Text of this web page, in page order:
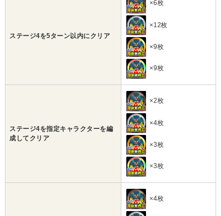
ステージ4を5ターン以内にクリア
×6枚
×12枚
×9枚
×9枚
ステージ4を指定キャラクターを編
成してクリア
×2枚
×4枚
×3枚
×3枚
×4枚